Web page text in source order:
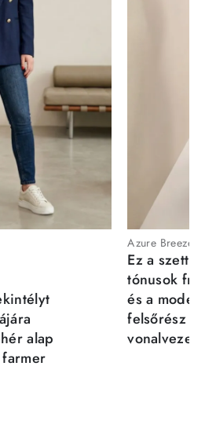
alap
Azure Breeze
Ez a szett
tónusok
és a
felsőrész